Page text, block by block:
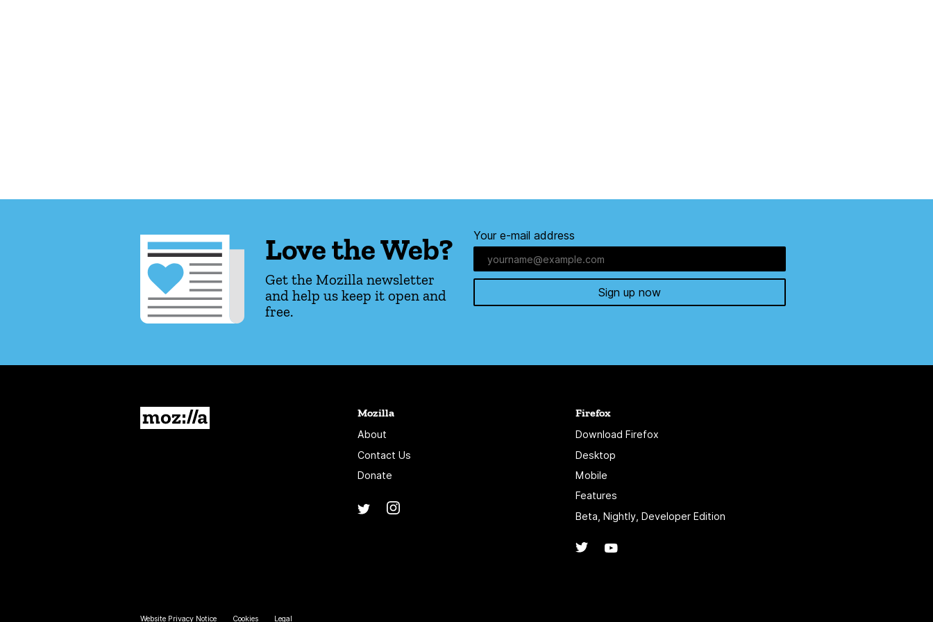
Love the Web?
Get the Mozilla newsletter
and help us keep it open and
free.
Your e-mail address
Sign up now
Mozilla
About
Contact Us
Donate
Twitter
Firefox
Download Firefox
Desktop
Mobile
Features
Beta, Nightly, Developer Edition
Twitter
Website Privacy Notice Cookies Legal